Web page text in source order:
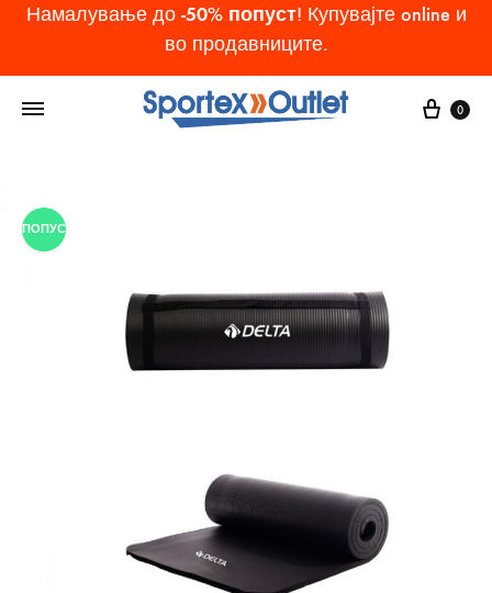
Намалување до -50% попуст! Купувајте online и
во продавниците.
Cart
0
ПОПУСТ